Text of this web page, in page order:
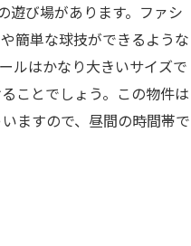
遊び場があります。ファシ
簡単な球技ができるような
ルはかなり大きいサイズで
ことでしょう。この物件は
ますので、昼間の時間帯で